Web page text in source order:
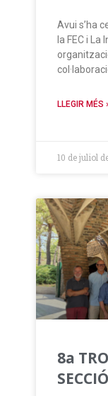
Avui s’ha
la FEC i
LLEGIR MÉS
10 de juliol
8a